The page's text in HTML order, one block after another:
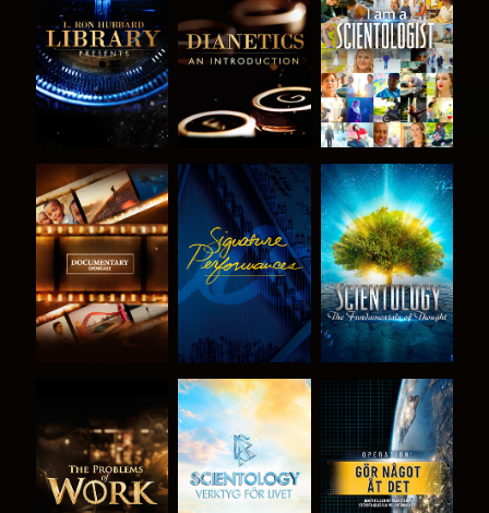
UTFORSKA
SERIEN
UTFORSKA
SERIEN
TITTA
UTFORSKA
SERIEN
TITTA
UTFORSKA
SERIEN
UTFORSKA
SERIEN
UTFORSKA
SERIEN
TITTA